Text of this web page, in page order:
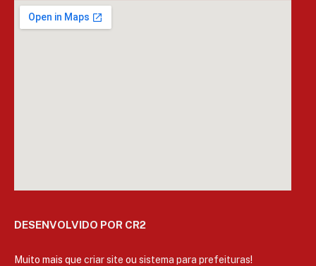
DESENVOLVIDO POR CR2
Muito mais que criar site ou sistema para prefeituras!